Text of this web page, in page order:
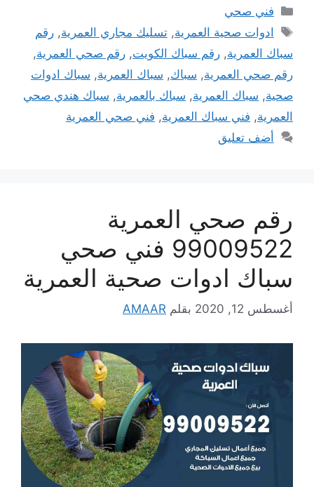
التصنيفات
فني صحي
الوسوم
ادوات صحية العمرية,تسليك مجاري العمرية,رقم
سباك العمرية, رقم سباك الكويت, رقم صحي العمرية,
رقم صحي العمرية, سباك, سباك العمرية, سباك ادوات
صحية, سباك العمرية, سباك بالعمرية, سباك هندي صحي
العمرية, فني سباك العمرية, فني صحي العمرية
أضف تعليق
رقم صحي العمرية
99009522 فني صحي
سباك ادوات صحية العمرية
أغسطس 12, 2020 بقلم AMAAR